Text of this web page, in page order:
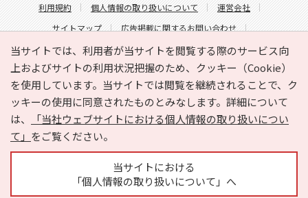
当サイトでは、利用者が当サイトを閲覧する際のサービス向
上およびサイトの利用状況把握のため、クッキー（Cookie）
を使用しています。当サイトでは閲覧を継続されることで、ク
ッキーの使用に同意されたものとみなします。詳細について
は、
「当社ウェブサイトにおける個人情報の取り扱いについ
て」 をご覧ください。
当サイトにおける
「個人情報の取り扱いについて」へ
利用規約
個人情報の取り扱いについて
運営会社
サイトマップ
広告掲載に関するお問い合わせ
サイトの内容に関するお問い合わせ
Copyright © HYOJITO.Co.,Ltd. All Rights Reserved.